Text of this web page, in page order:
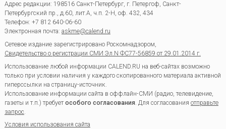
Адрес редакции: 198516 Санкт-Петербург, г. Петергоф, Санкт-
Петербургский пр., д.60, лит.А, ч.п. 2-Н, оф. 432, 434
Телефон: +7 812 640-06-60
Электронная почта: askme@calend.ru
Сетевое издание зарегистрировано Роскомнадзором,
Свидетельство о регистрации СМИ Эл.N ФС77-56859 от 29.01.2014 г.
Использование любой информации CALEND.RU на веб-сайтах возможно
только при условии наличия у каждого скопированного материала активной
гиперссылки на страницу-источник.
Использование информации сайта в оффлайн-СМИ (радио, телевидение,
газеты и т.п.) требуетособого согласования . Для согласования отправьте
запрос
Условия использования сайта